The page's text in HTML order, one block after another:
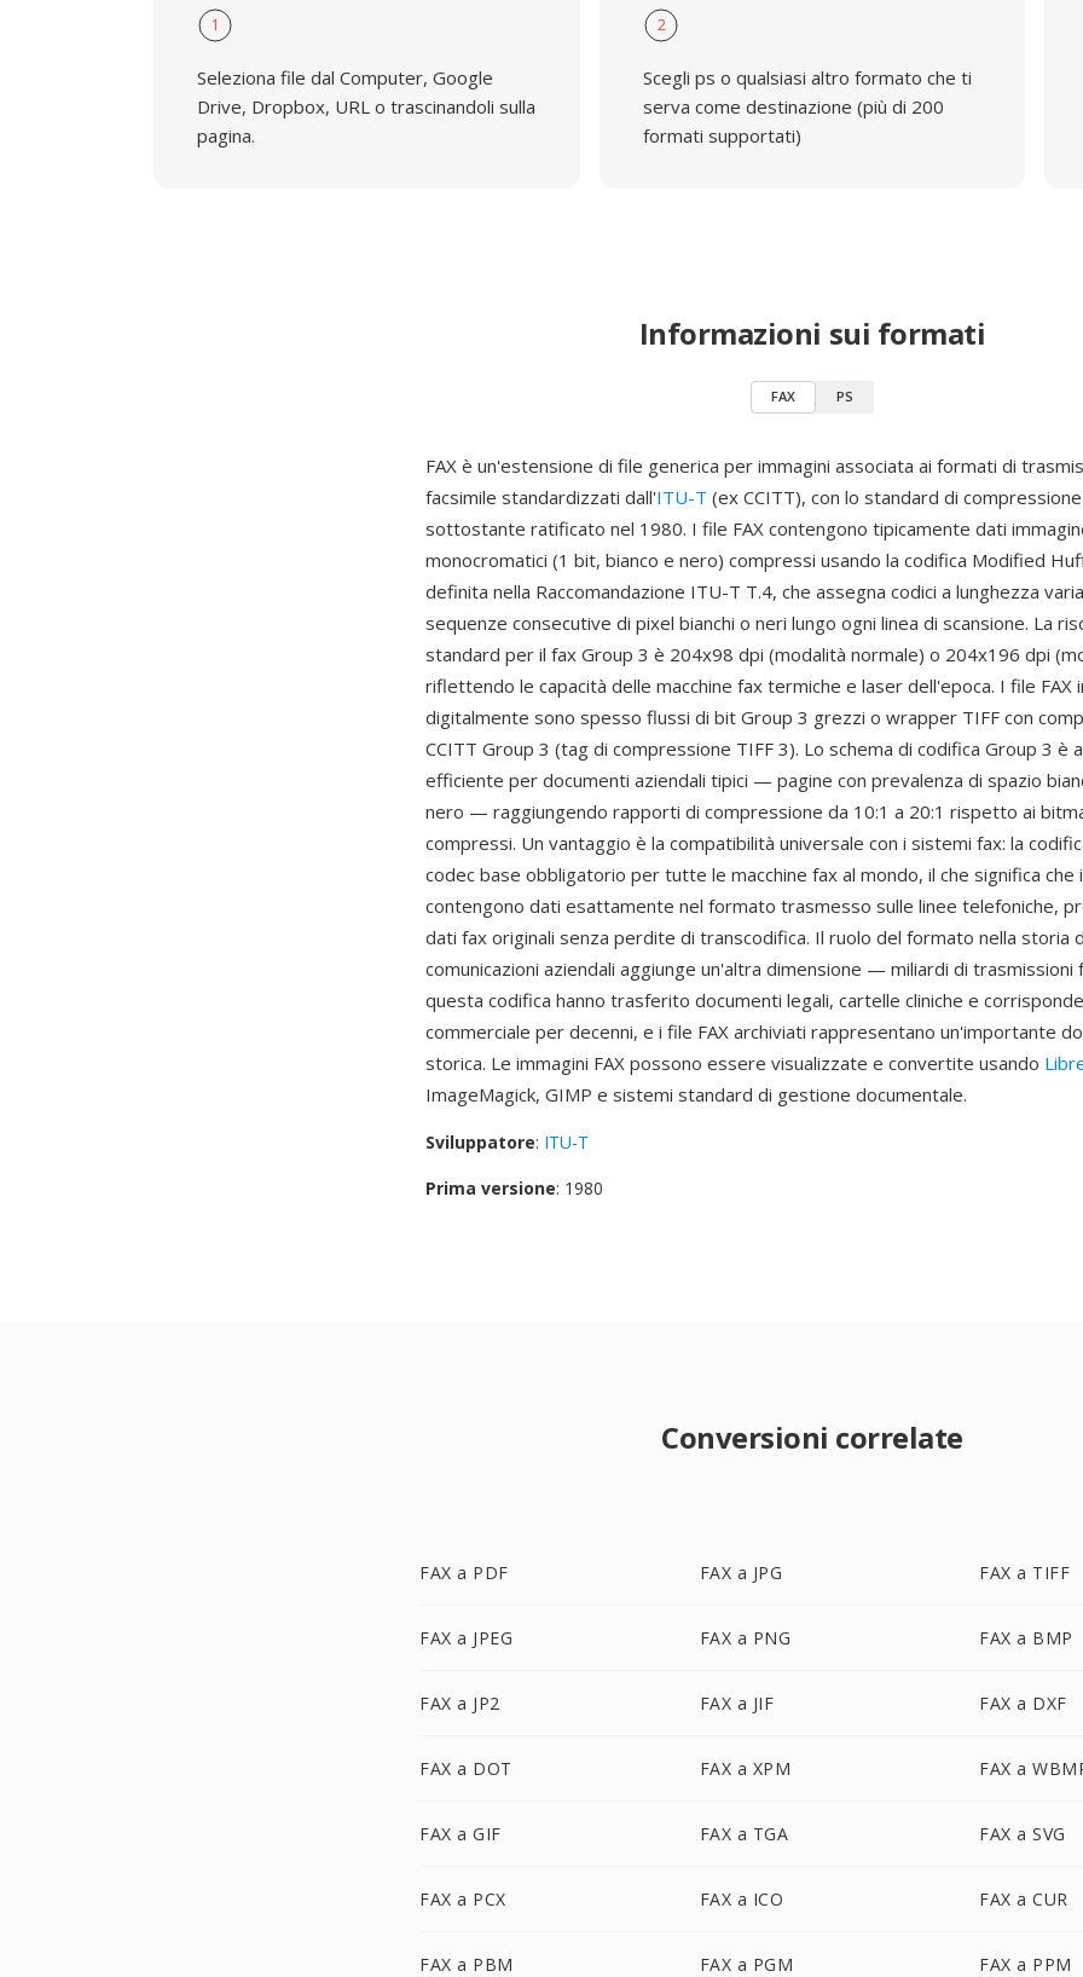
1
Seleziona file dal Computer, Google
Drive, Dropbox, URL o trascinandoli sulla
pagina.
2
Scegli ps o qualsiasi altro formato che ti
serva come destinazione (più di 200
formati supportati)
Informazioni sui formati
FAX PS
FAX è un'estensione di file generica per immagini associata ai formati di
facsimile standardizzati dall'ITU-T (ex CCITT), con lo standard di
sottostante ratificato nel 1980. I file FAX contengono tipicamente dati
monocromatici (1 bit, bianco e nero) compressi usando la codifica Modified
definita nella Raccomandazione ITU-T T.4, che assegna codici a lunghezza
sequenze consecutive di pixel bianchi o neri lungo ogni linea di scansione. La
standard per il fax Group 3 è 204x98 dpi (modalità normale) o 204x196 dpi
riflettendo le capacità delle macchine fax termiche e laser dell'epoca. I file FAX
digitalmente sono spesso flussi di bit Group 3 grezzi o wrapper TIFF con
CCITT Group 3 (tag di compressione TIFF 3). Lo schema di codifica Group 3 è
efficiente per documenti aziendali tipici — pagine con prevalenza di spazio
nero — raggiungendo rapporti di compressione da 10:1 a 20:1 rispetto ai
compressi. Un vantaggio è la compatibilità universale con i sistemi fax: la
codec base obbligatorio per tutte le macchine fax al mondo, il che significa che
contengono dati esattamente nel formato trasmesso sulle linee telefoniche,
dati fax originali senza perdite di transcodifica. Il ruolo del formato nella storia
comunicazioni aziendali aggiunge un'altra dimensione — miliardi di trasmissioni
questa codifica hanno trasferito documenti legali, cartelle cliniche e
commerciale per decenni, e i file FAX archiviati rappresentano un'importante
storica. Le immagini FAX possono essere visualizzate e convertite usando
ImageMagick, GIMP e sistemi standard di gestione documentale.
Sviluppatore: ITU-T
Prima versione: 1980
Conversioni correlate
FAX a PDF FAX a JPG FAX a TIFF
FAX a JPEG FAX a PNG FAX a BMP
FAX a JP2 FAX a JIF FAX a DXF
FAX a DOT FAX a XPM FAX a
FAX a GIF FAX a TGA FAX a SVG
FAX a PCX FAX a ICO FAX a CUR
FAX a PBM FAX a PGM FAX a PPM